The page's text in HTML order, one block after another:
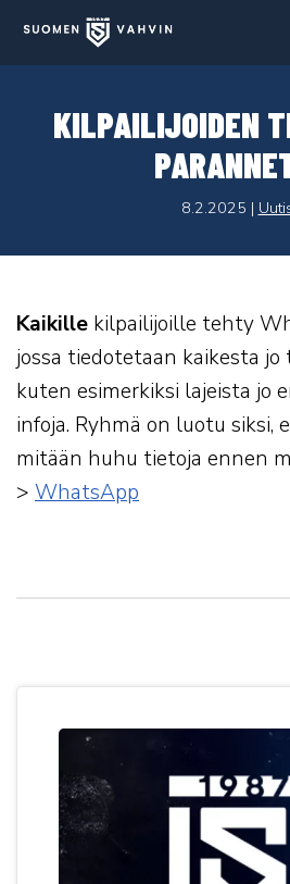
KILPAILIJOIDEN
8.2.2025 |
Kaikille kilpailijoille tehty
jossa tiedotetaan kaikesta jo
kuten esimerkiksi lajeista jo
infoja. Ryhmä on luotu siksi,
mitään huhu tietoja ennen
> WhatsApp